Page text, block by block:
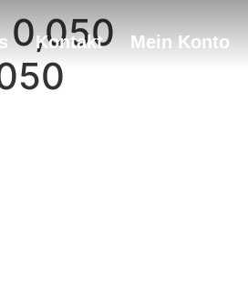
Kontakt Mein Konto
0,050